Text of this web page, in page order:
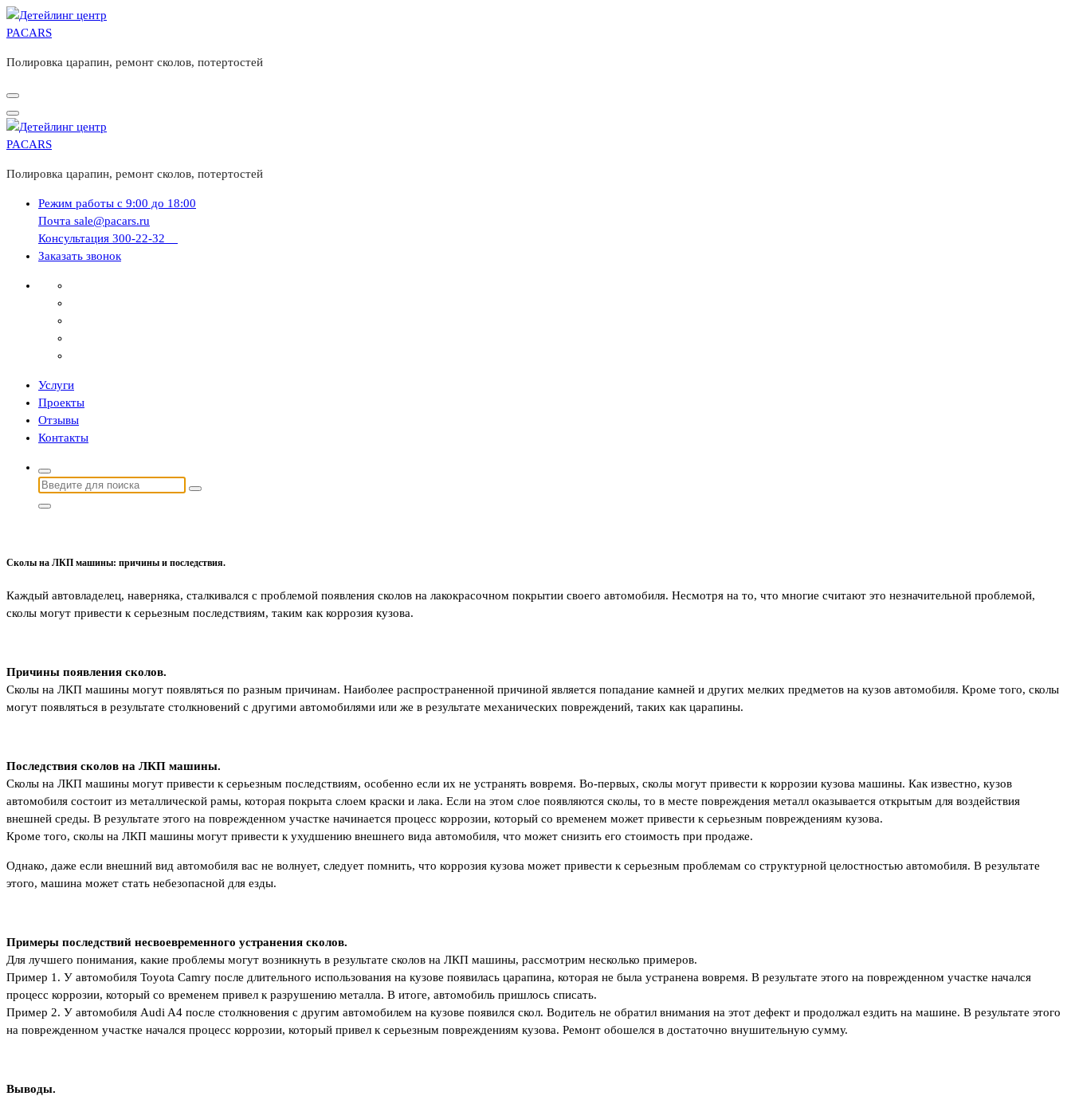
Перейти
к
Полировка царапин, ремонт сколов, потертостей
Полировка царапин, ремонт сколов, потертостей
Режим работы c 9:00 до 18:00
Почта sale@pacars.ru
Консультация 300-22-32
Заказать звонок
Услуги
Проекты
Отзывы
Контакты
Найти:
Сколы на ЛКП машины: причины и последствия.
Каждый автовладелец, наверняка, сталкивался с проблемой появления сколов на лакокрасочном покрытии своего автомобиля. Несмотря на то, что многие считают это незначительной проблемой,
сколы могут привести к серьезным последствиям, таким как коррозия кузова.
Причины появления сколов.
Сколы на ЛКП машины могут появляться по разным причинам. Наиболее распространенной причиной является попадание камней и других мелких предметов на кузов автомобиля. Кроме того, сколы
могут появляться в результате столкновений с другими автомобилями или же в результате механических повреждений, таких как царапины.
Последствия сколов на ЛКП машины.
Сколы на ЛКП машины могут привести к серьезным последствиям, особенно если их не устранять вовремя. Во-первых, сколы могут привести к коррозии кузова машины. Как известно, кузов
автомобиля состоит из металлической рамы, которая покрыта слоем краски и лака. Если на этом слое появляются сколы, то в месте повреждения металл оказывается открытым для воздействия
внешней среды. В результате этого на поврежденном участке начинается процесс коррозии, который со временем может привести к серьезным повреждениям кузова.
Кроме того, сколы на ЛКП машины могут привести к ухудшению внешнего вида автомобиля, что может снизить его стоимость при продаже.​
Однако, даже если внешний вид автомобиля вас не волнует, следует помнить, что коррозия кузова может привести к серьезным проблемам со структурной целостностью автомобиля. В результате
этого, машина может стать небезопасной для езды.
Примеры последствий несвоевременного устранения сколов.
Для лучшего понимания, какие проблемы могут возникнуть в результате сколов на ЛКП машины, рассмотрим несколько примеров.
Пример 1. У автомобиля Toyota Camry после длительного использования на кузове появилась царапина, которая не была устранена вовремя. В результате этого на поврежденном участке начался
процесс коррозии, который со временем привел к разрушению металла. В итоге, автомобиль пришлось списать.
Пример 2. У автомобиля Audi A4 после столкновения с другим автомобилем на кузове появился скол. Водитель не обратил внимания на этот дефект и продолжал ездить на машине. В результате этого
на поврежденном участке начался процесс коррозии, который привел к серьезным повреждениям кузова. Ремонт обошелся в достаточно внушительную сумму.
Выводы.